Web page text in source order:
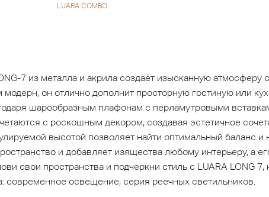
LUARA COMBO
7 из металла и акрила создаёт изысканную атмосферу
он отлично дополнит просторную гостиную или
шарообразным плафонам с перламутровыми
с роскошным декором, создавая эстетичное
высотой позволяет найти оптимальный баланс
и добавляет изящества любому интерьеру, а
свои пространства и подчеркни стиль с LUARA LONG 7,
освещение, серия реечных светильников.